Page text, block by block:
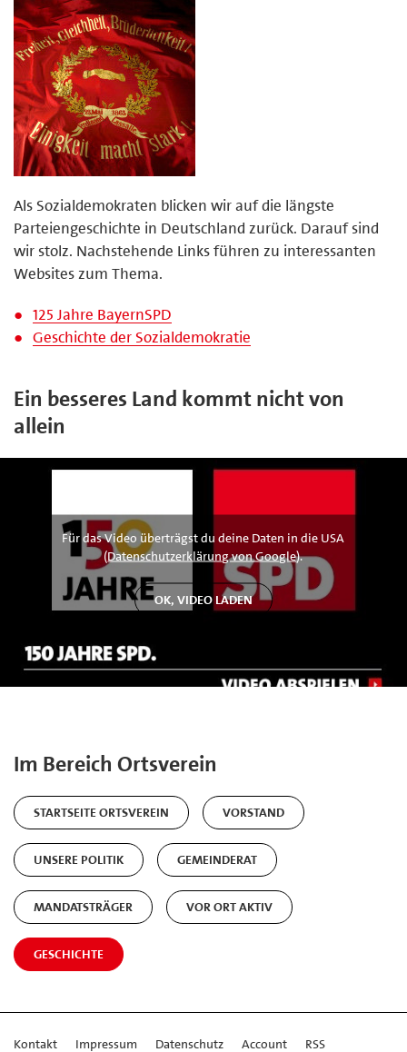
Als Sozialdemokraten blicken wir auf die längste
Parteiengeschichte in Deutschland zurück. Darauf sind
wir stolz. Nachstehende Links führen zu interessanten
Websites zum Thema.
125 Jahre BayernSPD
Geschichte der Sozialdemokratie
Ein besseres Land kommt nicht von
allein
Für das Video überträgst du deine Daten in die USA
(Datenschutzerklärung von Google).
Im Bereich Ortsverein
STARTSEITE ORTSVEREIN VORSTAND
UNSERE POLITIK GEMEINDERAT
MANDATSTRÄGER VOR ORT AKTIV
GESCHICHTE
Kontakt Impressum Datenschutz Account RSS